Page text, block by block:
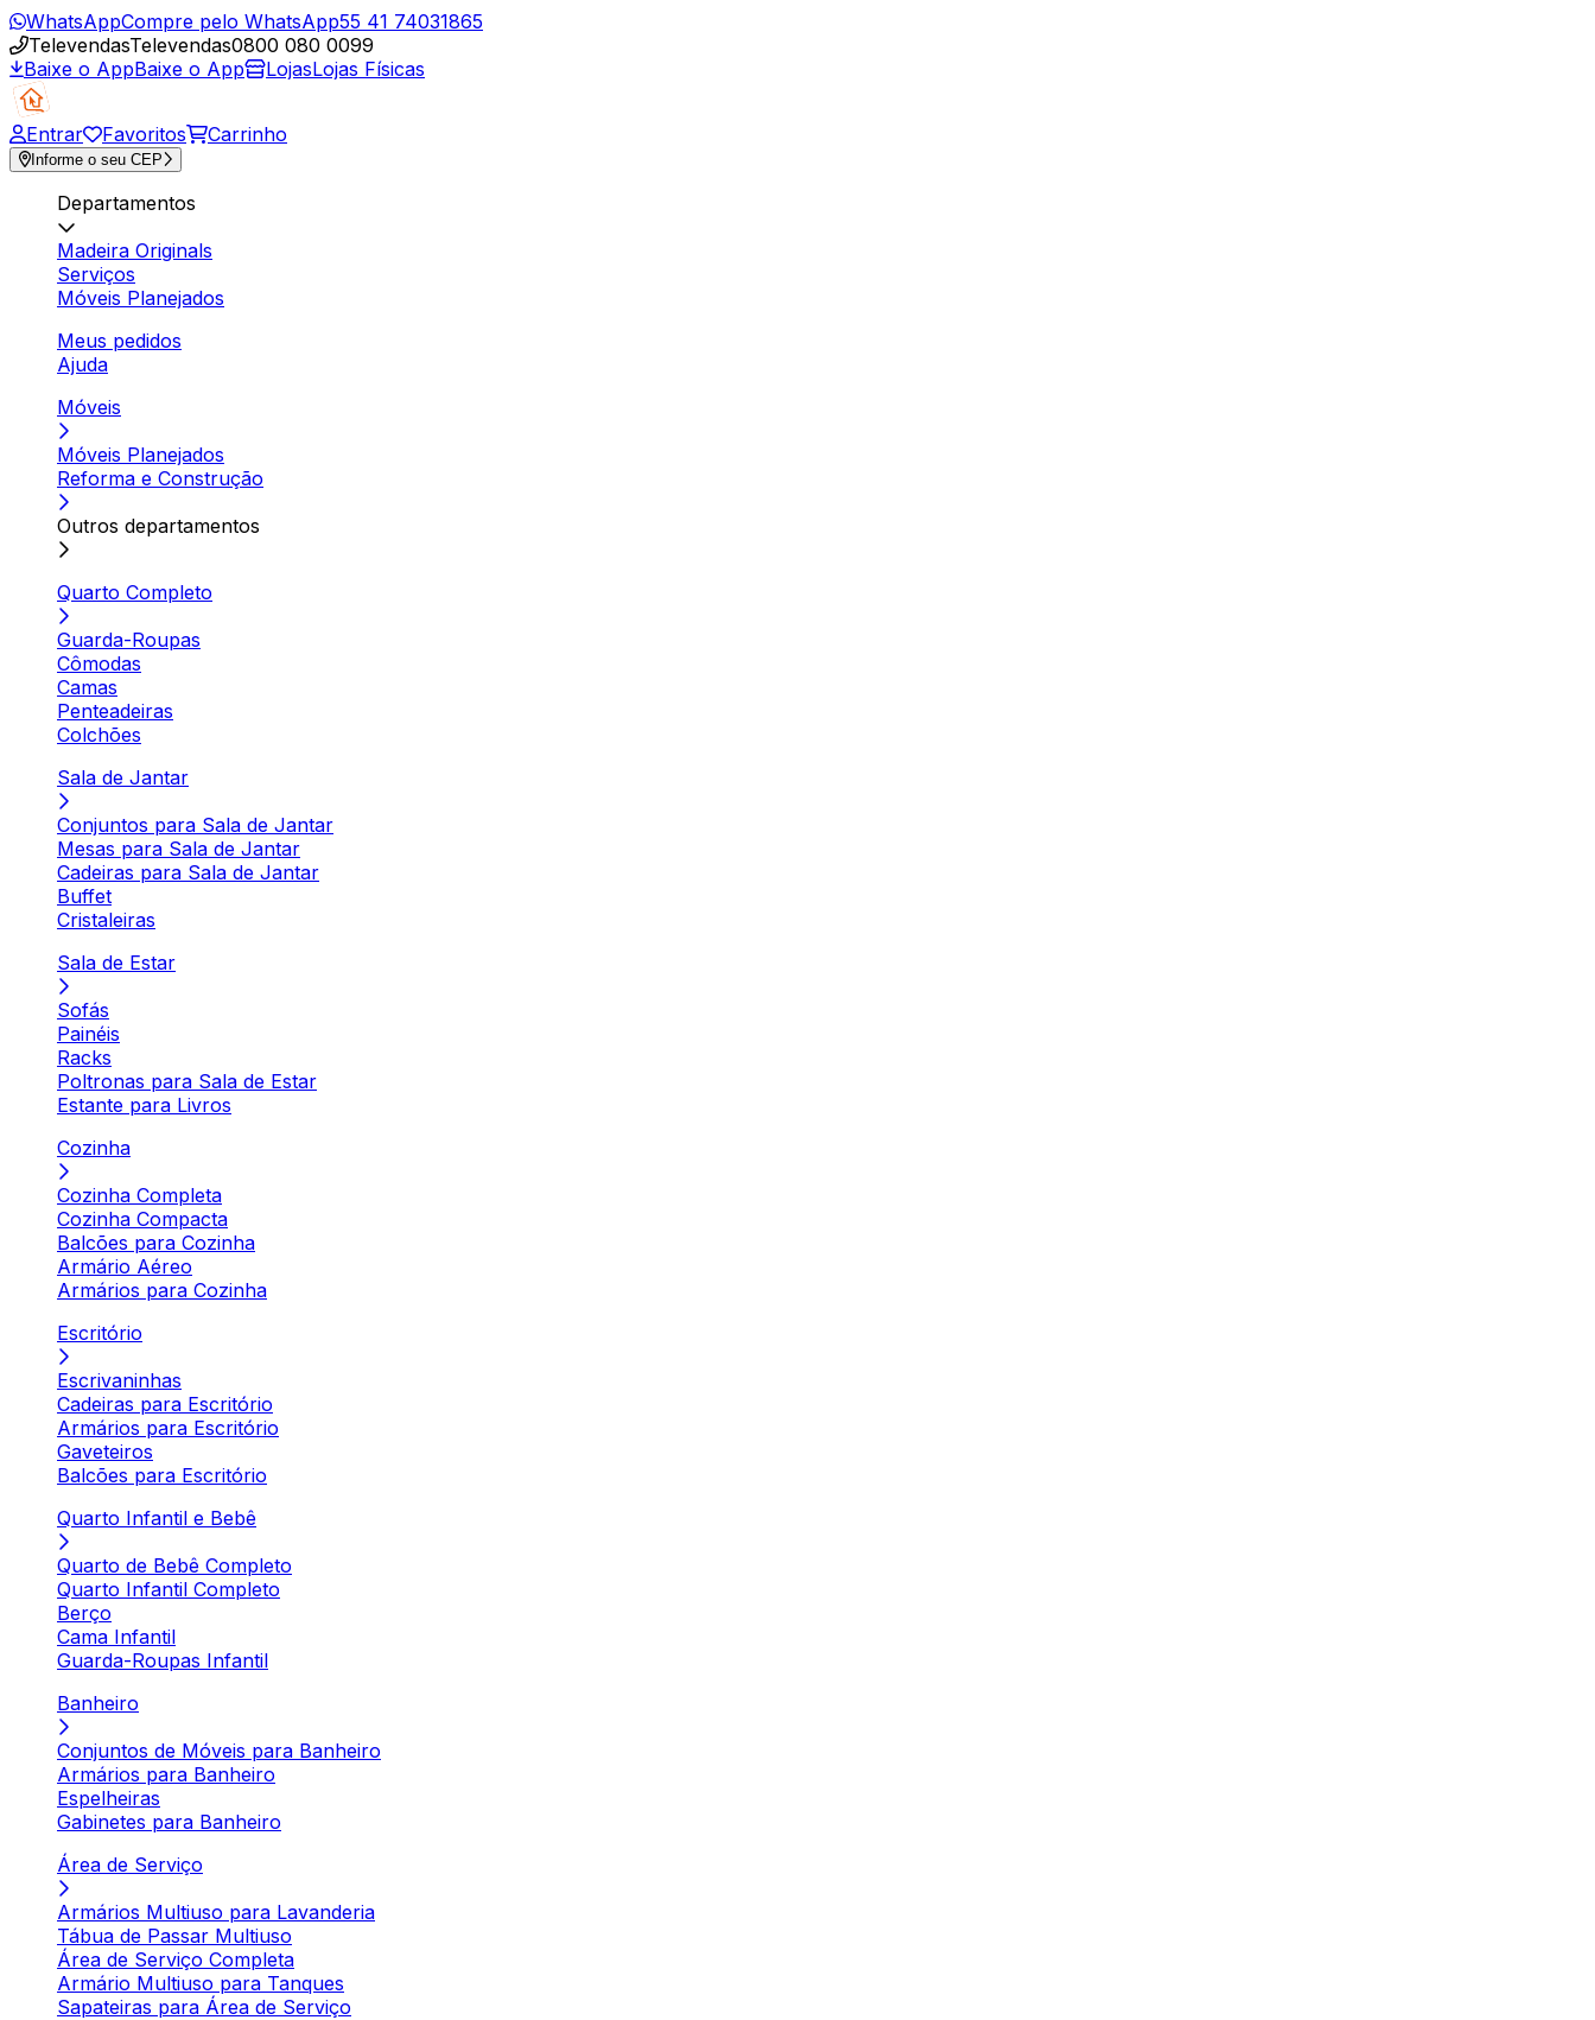
WhatsAppCompre pelo WhatsApp55 41 74031865
TelevendasTelevendas0800 080 0099
Baixe o AppBaixe o App LojasLojas Físicas
Entrar Favoritos Carrinho
Informe o seu CEP
Departamentos
Madeira Originals
Serviços
Móveis Planejados
Meus pedidos
Ajuda
Móveis
Móveis Planejados
Reforma e Construção
Outros departamentos
Quarto Completo
Guarda-Roupas
Cômodas
Camas
Penteadeiras
Colchões
Sala de Jantar
Conjuntos para Sala de Jantar
Mesas para Sala de Jantar
Cadeiras para Sala de Jantar
Buffet
Cristaleiras
Sala de Estar
Sofás
Painéis
Racks
Poltronas para Sala de Estar
Estante para Livros
Cozinha
Cozinha Completa
Cozinha Compacta
Balcões para Cozinha
Armário Aéreo
Armários para Cozinha
Escritório
Escrivaninhas
Cadeiras para Escritório
Armários para Escritório
Gaveteiros
Balcões para Escritório
Quarto Infantil e Bebê
Quarto de Bebê Completo
Quarto Infantil Completo
Berço
Cama Infantil
Guarda-Roupas Infantil
Banheiro
Conjuntos de Móveis para Banheiro
Armários para Banheiro
Espelheiras
Gabinetes para Banheiro
Área de Serviço
Armários Multiuso para Lavanderia
Tábua de Passar Multiuso
Área de Serviço Completa
Armário Multiuso para Tanques
Sapateiras para Área de Serviço